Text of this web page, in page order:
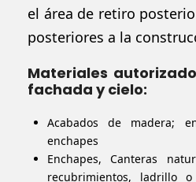
el área de retiro
posteriores a la
Materiales
fachada y cielo:
Acabados de madera;
enchapes
Enchapes, Canteras
recubrimientos, ladrillo